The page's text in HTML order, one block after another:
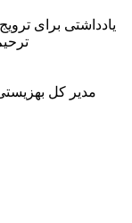
یادداشتی برای